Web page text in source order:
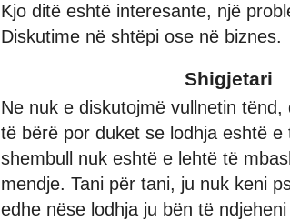
Kjo ditë eshtë interesante, një
Diskutime në shtëpi ose në biznes.
Shigjetari
Ne nuk e diskutojmë vullnetin
të bërë por duket se lodhja eshtë
shembull nuk eshtë e lehtë të
mendje. Tani për tani, ju nuk keni
edhe nëse lodhja ju bën të